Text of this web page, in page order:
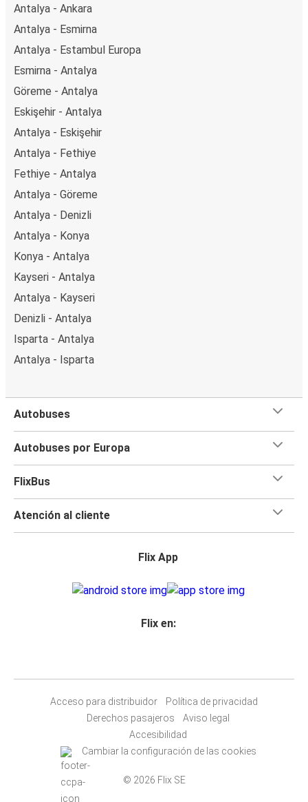
Antalya - Ankara
Antalya - Esmirna
Antalya - Estambul Europa
Esmirna - Antalya
Göreme - Antalya
Eskişehir - Antalya
Antalya - Eskişehir
Antalya - Fethiye
Fethiye - Antalya
Antalya - Göreme
Antalya - Denizli
Antalya - Konya
Konya - Antalya
Kayseri - Antalya
Antalya - Kayseri
Denizli - Antalya
Isparta - Antalya
Antalya - Isparta
Autobuses
Autobuses por Europa
FlixBus
Atención al cliente
Flix App
Flix en:
Acceso para distribuidor
Política de privacidad
Derechos pasajeros
Aviso legal
Accesibilidad
Cambiar la configuración de las cookies
© 2026 Flix SE